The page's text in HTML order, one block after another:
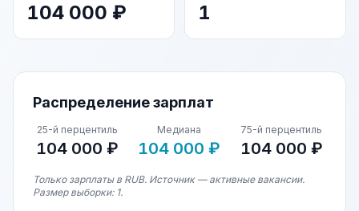
104 000 ₽ 1
Распределение зарплат
25-й перцентиль
104 000 ₽
Медиана
104 000 ₽
75-й перцентиль
104 000 ₽
Только зарплаты в RUB. Источник — активные вакансии.
Размер выборки: 1.